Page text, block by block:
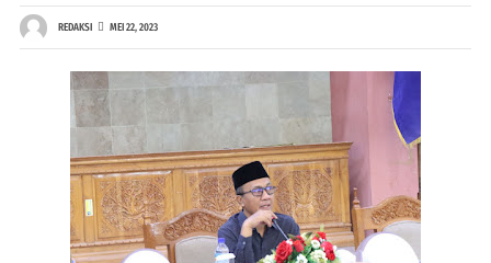
REDAKSI MEI 22, 2023